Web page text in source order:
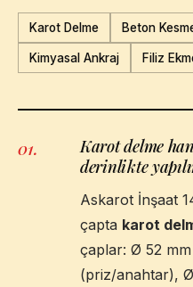
Karot Delme Beton
Kimyasal Ankraj Filiz
01.
Karot delme
derinlikte
Askarot İnşaat
çapta karot
çaplar: Ø 52
(priz/anahtar), Ø